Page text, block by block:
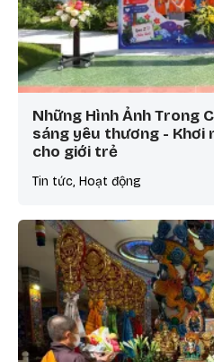
Những Hình Ảnh Trong
sáng yêu thương - Khơi
cho giới trẻ
Tin tức, Hoạt động